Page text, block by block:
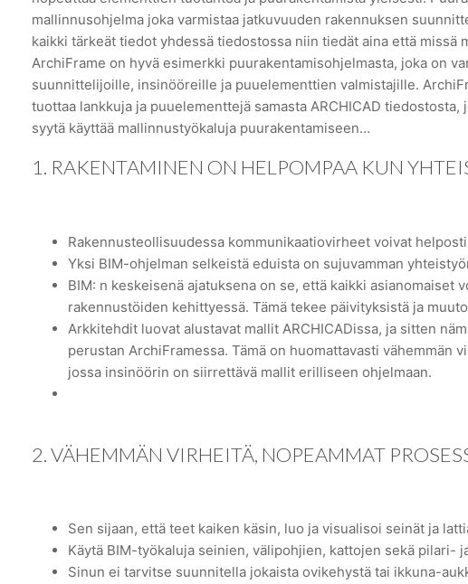
mallinnusohjelma joka varmistaa jatkuvuuden rakennuksen
kaikki tärkeät tiedot yhdessä tiedostossa niin tiedät aina että missä
ArchiFrame on hyvä esimerkki puurakentamisohjelmasta, joka on
suunnittelijoille, insinööreille ja puuelementtien valmistajille.
tuottaa lankkuja ja puuelementtejä samasta ARCHICAD
syytä käyttää mallinnustyökaluja puurakentamiseen…
1. RAKENTAMINEN ON HELPOMPAA KUN
Rakennusteollisuudessa kommunikaatiovirheet voivat
Yksi BIM-ohjelman selkeistä eduista on sujuvamman
BIM: n keskeisenä ajatuksena on se, että kaikki asianomaiset
rakennustöiden kehittyessä. Tämä tekee päivityksistä ja
Arkkitehdit luovat alustavat mallit ARCHICADissa, ja sitten
perustan ArchiFramessa. Tämä on huomattavasti vähemmän
jossa insinöörin on siirrettävä mallit erilliseen ohjelmaan.
2. VÄHEMMÄN VIRHEITÄ, NOPEAMMAT
Sen sijaan, että teet kaiken käsin, luo ja visualisoi seinät ja
Käytä BIM-työkaluja seinien, välipohjien, kattojen sekä pilari-
Sinun ei tarvitse suunnitella jokaista ovikehystä tai ikkuna-